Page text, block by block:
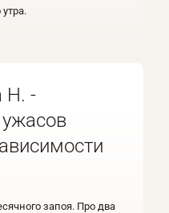
Н. -
ужасов
запоя. Про два